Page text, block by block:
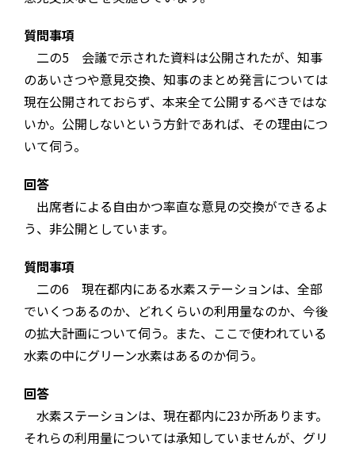
質問事項
二の5 会議で示された資料は公開されたが、知事
のあいさつや意見交換、知事のまとめ発言については
現在公開されておらず、本来全て公開するべきではな
いか。公開しないという方針であれば、その理由につ
いて伺う。
回答
出席者による自由かつ率直な意見の交換ができるよ
う、非公開としています。
質問事項
二の6 現在都内にある水素ステーションは、全部
でいくつあるのか、どれくらいの利用量なのか、今後
の拡大計画について伺う。また、ここで使われている
水素の中にグリーン水素はあるのか伺う。
回答
水素ステーションは、現在都内に23か所あります。
それらの利用量については承知していませんが、グリ